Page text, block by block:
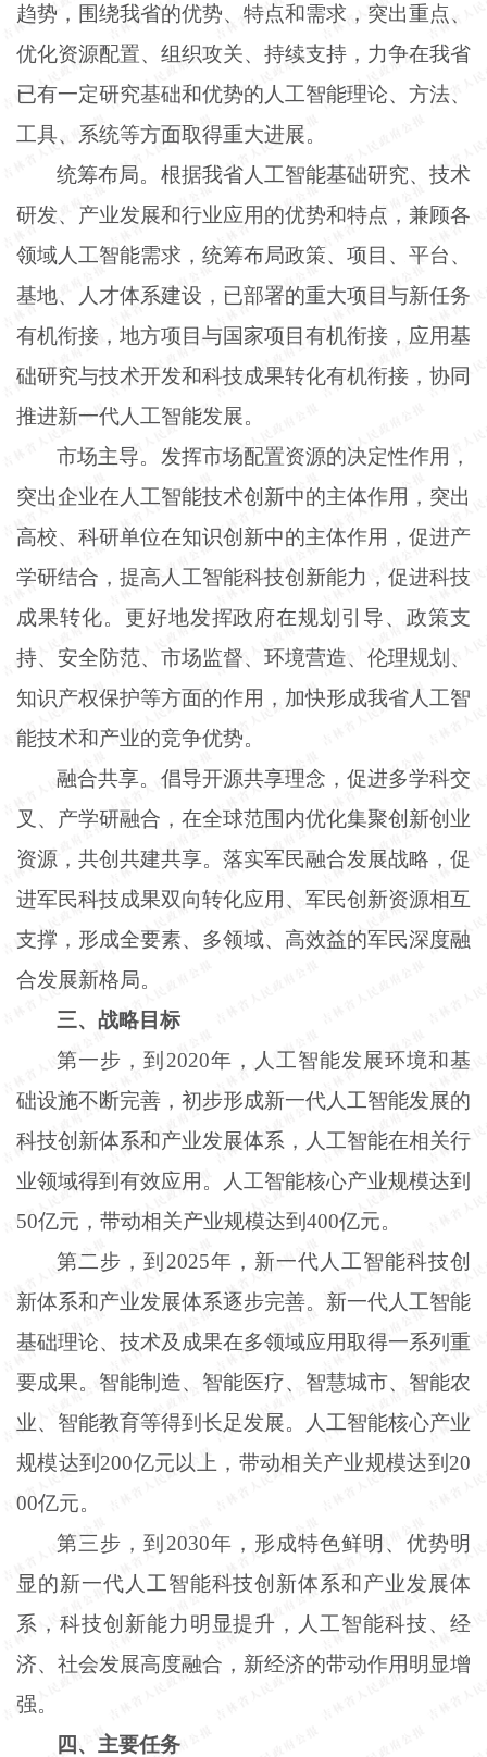
趋势，围绕我省的优势、特点和需求，突出重点、
优化资源配置、组织攻关、持续支持，力争在我省
已有一定研究基础和优势的人工智能理论、方法、
工具、系统等方面取得重大进展。
统筹布局。根据我省人工智能基础研究、技术
研发、产业发展和行业应用的优势和特点，兼顾各
领域人工智能需求，统筹布局政策、项目、平台、
基地、人才体系建设，已部署的重大项目与新任务
有机衔接，地方项目与国家项目有机衔接，应用基
础研究与技术开发和科技成果转化有机衔接，协同
推进新一代人工智能发展。
市场主导。发挥市场配置资源的决定性作用，
突出企业在人工智能技术创新中的主体作用，突出
高校、科研单位在知识创新中的主体作用，促进产
学研结合，提高人工智能科技创新能力，促进科技
成果转化。更好地发挥政府在规划引导、政策支
持、安全防范、市场监督、环境营造、伦理规划、
知识产权保护等方面的作用，加快形成我省人工智
能技术和产业的竞争优势。
融合共享。倡导开源共享理念，促进多学科交
叉、产学研融合，在全球范围内优化集聚创新创业
资源，共创共建共享。落实军民融合发展战略，促
进军民科技成果双向转化应用、军民创新资源相互
支撑，形成全要素、多领域、高效益的军民深度融
合发展新格局。
三、战略目标
第一步，到 2020年，人工智能发展环境和基
础设施不断完善，初步形成新一代人工智能发展的
科技创新体系和产业发展体系，人工智能在相关行
业领域得到有效应用。人工智能核心产业规模达到
50亿元，带动相关产业规模达到400亿元。
第二步，到 2025年，新一代人工智能科技创
新体系和产业发展体系逐步完善。新一代人工智能
基础理论、技术及成果在多领域应用取得一系列重
要成果。智能制造、智能医疗、智慧城市、智能农
业、智能教育等得到长足发展。人工智能核心产业
规模达到200亿元以上，带动相关产业规模达到20
00亿元。
第三步，到 2030年，形成特色鲜明、优势明
显的新一代人工智能科技创新体系和产业发展体
系，科技创新能力明显提升，人工智能科技、经
济、社会发展高度融合，新经济的带动作用明显增
强。
四、主要任务